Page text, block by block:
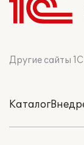
Другие сайты 1С
Каталог